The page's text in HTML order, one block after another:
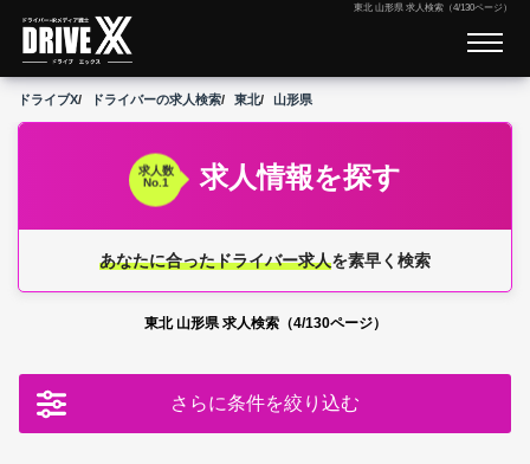
東北 山形県 求人検索（4/130ページ）
ドライブX ドライバーの求人検索 東北 山形県
求人数
No.1
求人情報を探す
あなたに合ったドライバー求人を素早く検索
東北 山形県 求人検索（4/130ページ）
さらに条件を絞り込む